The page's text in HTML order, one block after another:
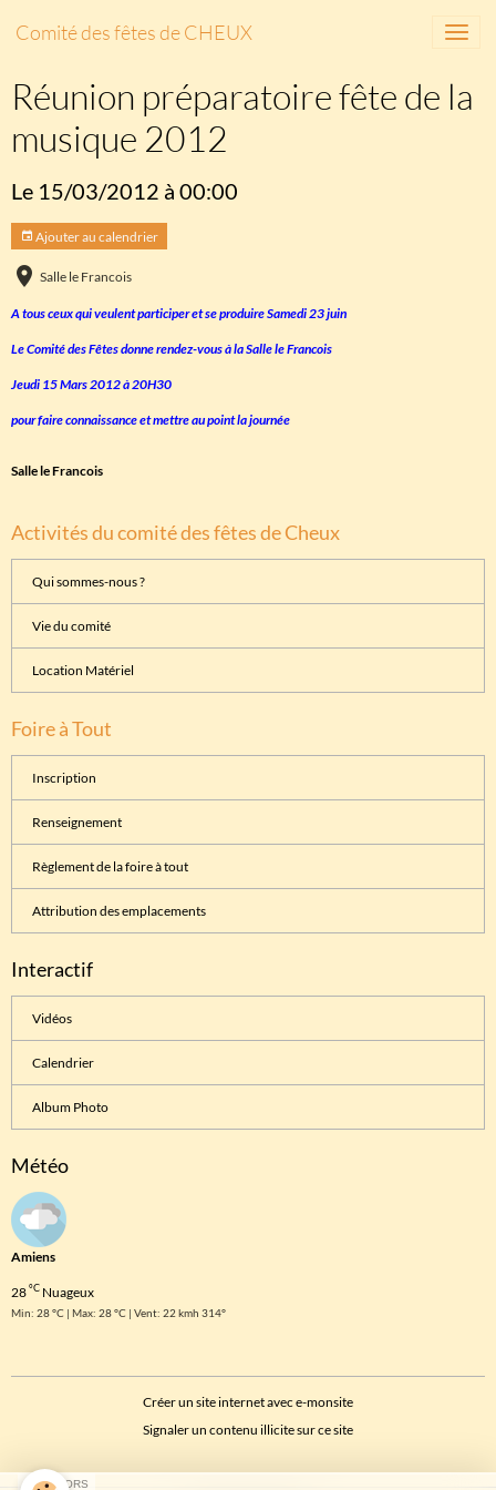
Comité des fêtes de CHEUX
Réunion préparatoire fête de la
musique 2012
Le 15/03/2012 à 00:00
Ajouter au calendrier
Salle le Francois
A tous ceux qui veulent participer et se produire Samedi 23 juin
Le Comité des Fêtes donne rendez-vous à la Salle le Francois
Jeudi 15 Mars 2012 à 20H30
pour faire connaissance et mettre au point la journée
Salle le Francois
Activités du comité des fêtes de Cheux
Qui sommes-nous ?
Vie du comité
Location Matériel
Foire à Tout
Inscription
Renseignement
Règlement de la foire à tout
Attribution des emplacements
Interactif
Vidéos
Calendrier
Album Photo
Météo
Amiens
28°C Nuageux
Min: 28 °C | Max: 28 °C | Vent: 22 kmh 314°
Créer un site internet avec e-monsite
Signaler un contenu illicite sur ce site
SPONSORS